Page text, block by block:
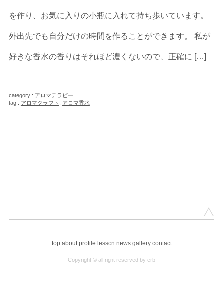
を作り、お気に入りの小瓶に入れて持ち歩いています。
外出先でも自分だけの時間を作ることができます。 私が
好きな香水の香りはそれほど濃くないので、正確に […]
category : アロマテラピー
tag : アロマクラフト アロマ香水
top about profile lesson news gallery contact
Copyright © all right reserved by erb